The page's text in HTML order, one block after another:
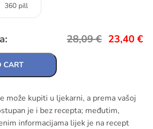
360 pill
28,09€ 23,40€
CART
može kupiti u ljekarni, a prema vašoj
je i bez recepta; međutim,
informacijama lijek je na recept